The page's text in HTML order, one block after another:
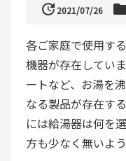
update2021/07/26
各ご家庭で使用す
機器が存在してい
ートなど、お湯を
なる製品が存在す
には給湯器は何を
方も少なく無いよう